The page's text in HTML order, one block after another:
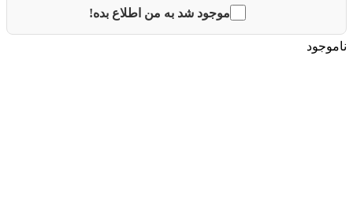
موجود شد به من اطلاع بده!
ناموجود